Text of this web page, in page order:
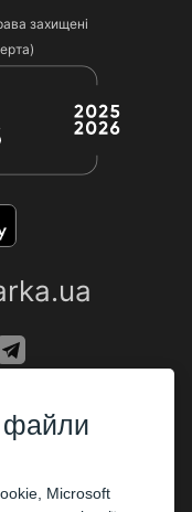
захищені
файли
Microsoft